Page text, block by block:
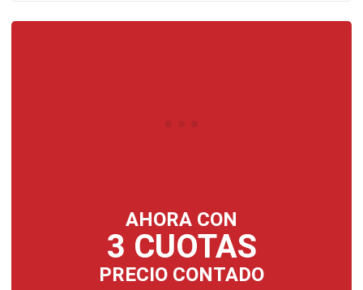
AHORA CON
3 CUOTAS
PRECIO CONTADO